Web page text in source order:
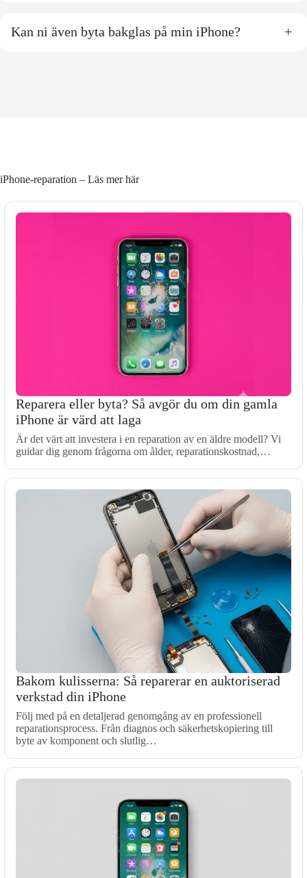
Kan ni även byta bakglas på min iPhone? +
iPhone-reparation – Läs mer här
Reparera eller byta? Så avgör du om din gamla
iPhone är värd att laga
Är det värt att investera i en reparation av en äldre modell? Vi
guidar dig genom frågorna om ålder, reparationskostnad,…
Bakom kulisserna: Så reparerar en auktoriserad
verkstad din iPhone
Följ med på en detaljerad genomgång av en professionell
reparationsprocess. Från diagnos och säkerhetskopiering till
byte av komponent och slutlig…